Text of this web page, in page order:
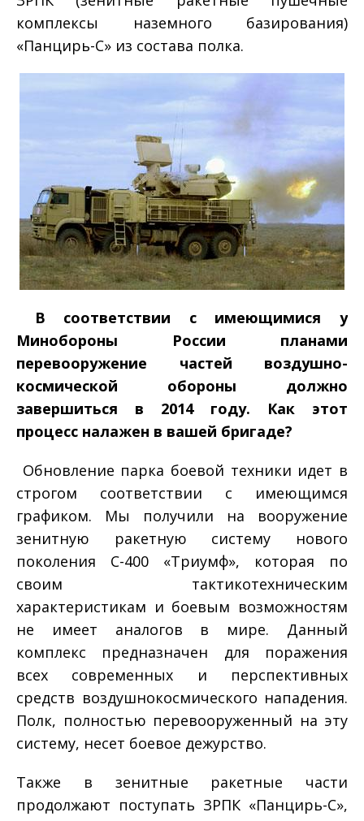
комплексы наземного базирования)
«Панцирь-­С» из состава полка.
­
В соответствии с имеющимися у
Минобороны России планами
перевооружение частей воздушно­
космической обороны должно
завершиться в 2014 году. Как этот
процесс налажен в вашей бригаде?
­ Обновление парка боевой техники идет в
строгом соответствии с имеющимся
графиком. Мы получили на вооружение
зенитную ракетную систему нового
поколения С-­400 «Триумф», которая по
своим тактико­техническим
характеристикам и боевым возможностям
не имеет аналогов в мире. Данный
комплекс предназначен для поражения
всех современных и перспективных
средств воздушно­космического нападения.
Полк, полностью перевооруженный на эту
систему, несет боевое дежурство.
Также в зенитные ракетные части
продолжают поступать ЗРПК «Панцирь­-С»,